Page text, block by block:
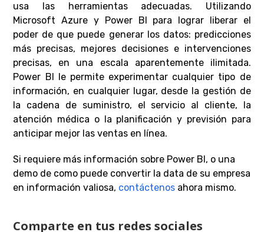
usa las herramientas adecuadas. Utilizando
Microsoft Azure y Power BI para lograr liberar el
poder de que puede generar los datos: predicciones
más precisas, mejores decisiones e intervenciones
precisas, en una escala aparentemente ilimitada.
Power BI le permite experimentar cualquier tipo de
información, en cualquier lugar, desde la gestión de
la cadena de suministro, el servicio al cliente, la
atención médica o la planificación y previsión para
anticipar mejor las ventas en línea.
Si requiere más información sobre Power BI, o una
demo de como puede convertir la data de su empresa
en información valiosa, contáctenos ahora mismo.
Comparte en tus redes sociales